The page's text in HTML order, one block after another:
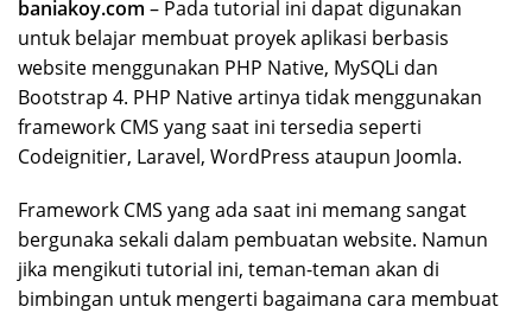
baniakoy.com – Pada tutorial ini dapat digunakan
untuk belajar membuat proyek aplikasi berbasis
website menggunakan PHP Native, MySQLi dan
Bootstrap 4. PHP Native artinya tidak menggunakan
framework CMS yang saat ini tersedia seperti
Codeignitier, Laravel, WordPress ataupun Joomla.
Framework CMS yang ada saat ini memang sangat
bergunaka sekali dalam pembuatan website. Namun
jika mengikuti tutorial ini, teman-teman akan di
bimbingan untuk mengerti bagaimana cara membuat